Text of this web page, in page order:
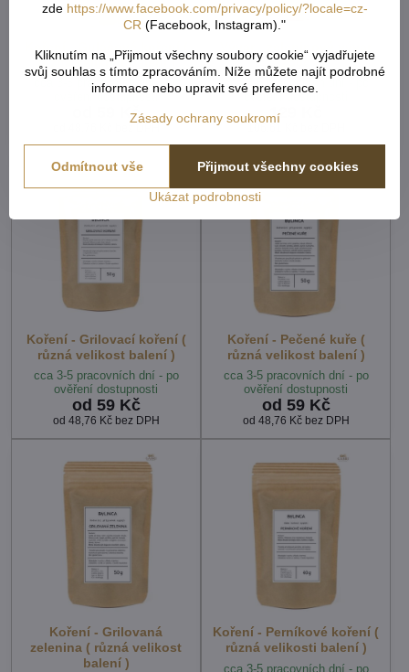
různá velikost balení )
cca 3-5 pracovních dní - po
ověření dostupnosti
od 59 Kč
250g
cca 3-5 pracovních dní - po
ověření dostupnosti
129 Kč
Koření - Grilovací koření (
různá velikost balení )
cca 3-5 pracovních dní - po
ověření dostupnosti
od 59 Kč
od 48,76 Kč bez DPH
Koření - Pečené kuře (
různá velikost balení )
cca 3-5 pracovních dní - po
ověření dostupnosti
od 59 Kč
od 48,76 Kč bez DPH
Koření - Grilovaná
zelenina ( různá velikost
balení )
Koření - Perníkové koření (
různá velikosti balení )
cca 3-5 pracovních dní - po
zde https://www.facebook.com/privacy/policy/?locale=cz-
CR (Facebook, Instagram)."
Kliknutím na „Přijmout všechny soubory cookie“ vyjadřujete
svůj souhlas s tímto zpracováním. Níže můžete najít podrobné
informace nebo upravit své preference.
Zásady ochrany soukromí
Ukázat podrobnosti
Přijmout všechny cookies
Odmítnout vše